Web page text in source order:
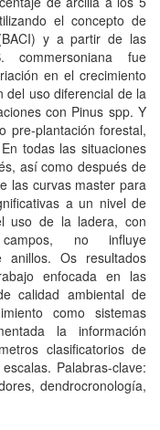
el concepto de
y a partir de las
fue
en el crecimiento
del uso diferencial de la
con Pinus spp. Y
pre-plantación forestal,
todas las situaciones
así como después de
las curvas master para
a un nivel de
uso de la ladera, con
no influye
anillos. Os resultados
enfocada en las
calidad ambiental de
como sistemas
la información
clasificatorios de
Palabras-clave:
dendrocronología,